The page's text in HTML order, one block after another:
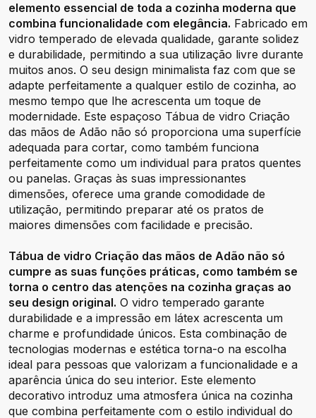
elemento essencial de toda a cozinha moderna que
combina funcionalidade com elegância. Fabricado em
vidro temperado de elevada qualidade, garante solidez
e durabilidade, permitindo a sua utilização livre durante
muitos anos. O seu design minimalista faz com que se
adapte perfeitamente a qualquer estilo de cozinha, ao
mesmo tempo que lhe acrescenta um toque de
modernidade. Este espaçoso Tábua de vidro Criação
das mãos de Adão não só proporciona uma superfície
adequada para cortar, como também funciona
perfeitamente como um individual para pratos quentes
ou panelas. Graças às suas impressionantes
dimensões, oferece uma grande comodidade de
utilização, permitindo preparar até os pratos de
maiores dimensões com facilidade e precisão.
Tábua de vidro Criação das mãos de Adão não só
cumpre as suas funções práticas, como também se
torna o centro das atenções na cozinha graças ao
seu design original. O vidro temperado garante
durabilidade e a impressão em látex acrescenta um
charme e profundidade únicos. Esta combinação de
tecnologias modernas e estética torna-o na escolha
ideal para pessoas que valorizam a funcionalidade e a
aparência única do seu interior. Este elemento
decorativo introduz uma atmosfera única na cozinha
que combina perfeitamente com o estilo individual do